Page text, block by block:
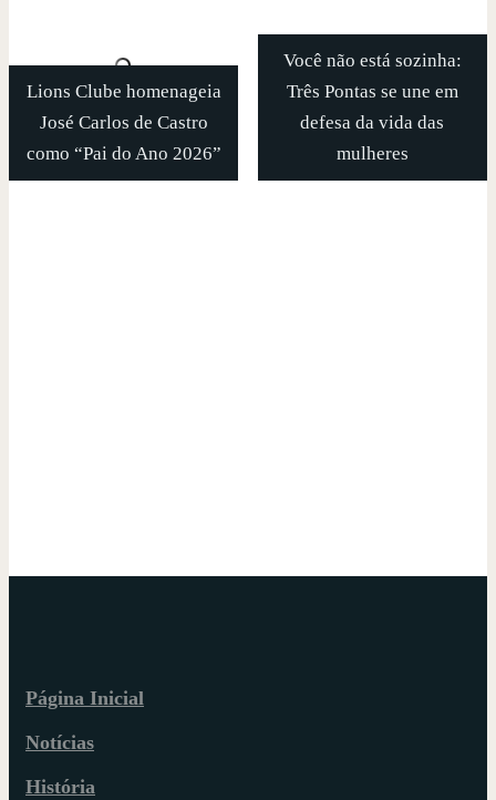
Lions Clube homenageia
José Carlos de Castro
como “Pai do Ano 2026”
Você não está sozinha:
Três Pontas se une em
defesa da vida das
mulheres
Página Inicial
Notícias
História